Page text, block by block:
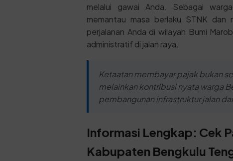
melalui gawai Anda. Sebagai
memantau masa berlaku STNK dan
perjalanan Anda di wilayah Bumi
administratif di jalan raya.
Ketaatan membayar pajak bukan
melainkan kontribusi nyata warga
pembangunan infrastruktur jalan
Informasi Lengkap: Cek
Kabupaten Bengkulu